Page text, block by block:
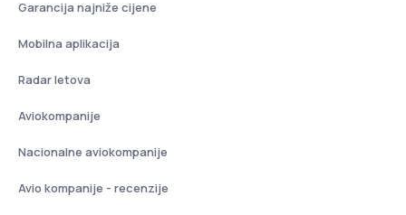
Garancija najniže cijene
Mobilna aplikacija
Radar letova
Aviokompanije
Nacionalne aviokompanije
Avio kompanije - recenzije